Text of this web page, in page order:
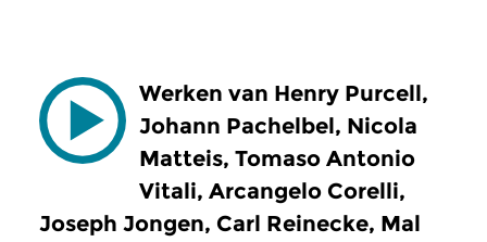
Werken van Henry Purcell,
Johann Pachelbel, Nicola
Matteis, Tomaso Antonio
Vitali, Arcangelo Corelli,
Joseph Jongen, Carl Reinecke, Mal